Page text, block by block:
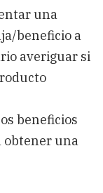
una
beneficio a
averiguar si
beneficios
obtener una